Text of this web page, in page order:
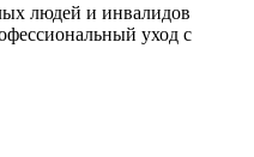
людей и инвалидов
уход с